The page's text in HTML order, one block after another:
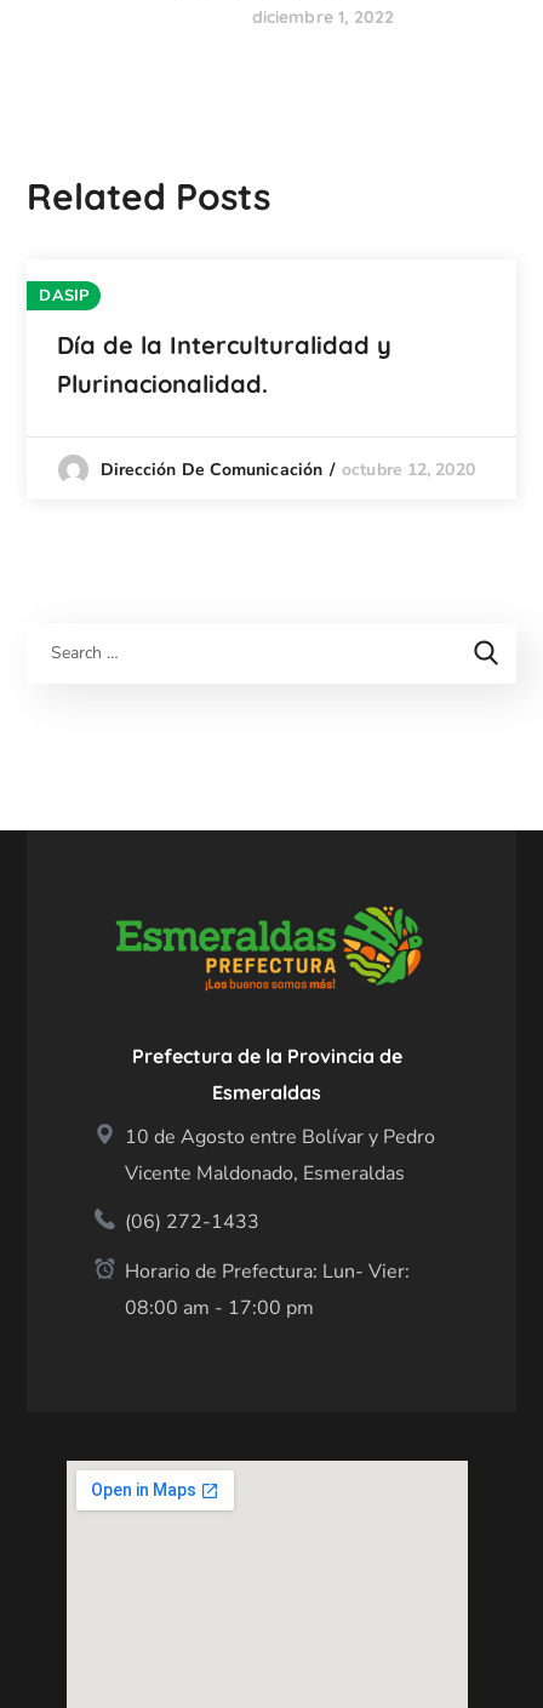
diciembre 1, 2022
Related Posts
DASIP
Día de la Interculturalidad y
Plurinacionalidad.
Dirección De Comunicación octubre 12, 2020
Prefectura de la Provincia de
Esmeraldas
10 de Agosto entre Bolívar y Pedro
Vicente Maldonado, Esmeraldas
(06) 272-1433
Horario de Prefectura: Lun- Vier:
08:00 am - 17:00 pm